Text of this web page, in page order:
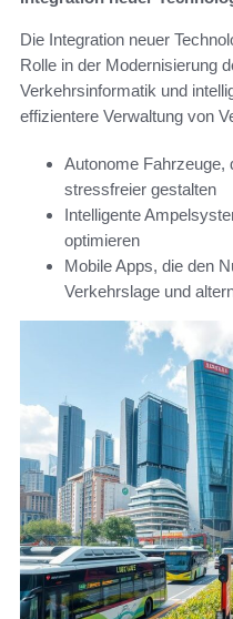
Die Integration neuer
Rolle in der Modernisierung
Verkehrsinformatik und
effizientere Verwaltung von
Autonome Fahrzeuge,
stressfreier gestalten
Intelligente
optimieren
Mobile Apps, die den
Verkehrslage und